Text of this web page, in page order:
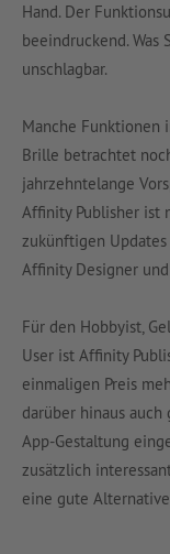
Hand. Der
beeindruckend.
unschlagbar.
Manche Funktionen
Brille betrachtet
jahrzehntelange
Affinity Publisher ist
zukünftigen
Affinity Designer
Für den Hobbyist,
User ist Affinity
einmaligen Preis
darüber hinaus
App-Gestaltung
zusätzlich
eine gute